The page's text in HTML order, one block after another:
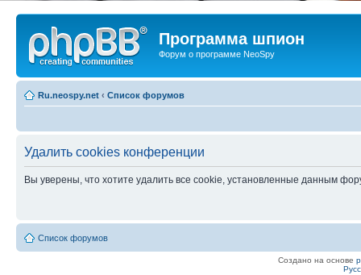
Программа шпион
Форум о программе NeoSpy
Ru.neospy.net ‹ Список форумов
Удалить cookies конференции
Вы уверены, что хотите удалить все cookie, установленные данным
Список форумов
Создано на основе